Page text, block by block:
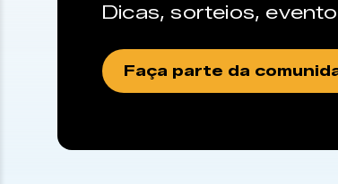
Dicas, sorteios,
Faça parte da